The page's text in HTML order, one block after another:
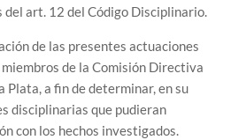
del art. 12 del Código Disciplinario.
de las presentes actuaciones
de la Comisión Directiva
Plata, a fin de determinar, en su
disciplinarias que pudieran
con los hechos investigados.